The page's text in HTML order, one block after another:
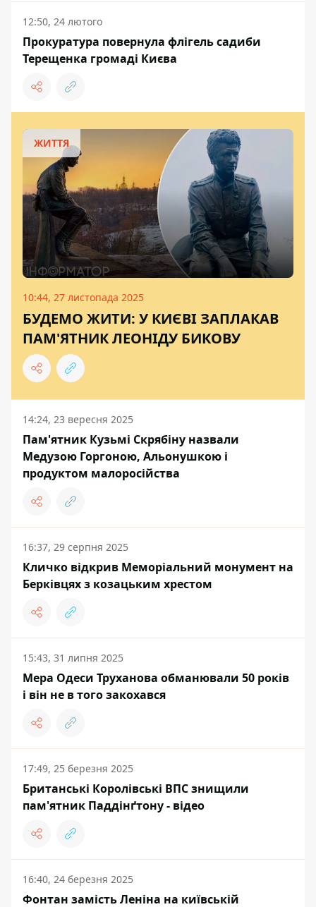
12:50, 24 лютого
Прокуратура повернула флігель садиби
Терещенка громаді Києва
ЖИТТЯ
10:44, 27 листопада 2025
БУДЕМО ЖИТИ: У КИЄВІ ЗАПЛАКАВ
ПАМ'ЯТНИК ЛЕОНІДУ БИКОВУ
14:24, 23 вересня 2025
Пам'ятник Кузьмі Скрябіну назвали
Медузою Горгоною, Альонушкою і
продуктом малоросійства
16:37, 29 серпня 2025
Кличко відкрив Меморіальний монумент на
Берківцях з козацьким хрестом
15:43, 31 липня 2025
Мера Одеси Труханова обманювали 50 років
і він не в того закохався
17:49, 25 березня 2025
Британські Королівські ВПС знищили
пам'ятник Паддінґтону - відео
16:40, 24 березня 2025
Фонтан замість Леніна на київській